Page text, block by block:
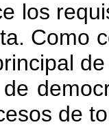
los
Como
de